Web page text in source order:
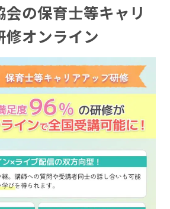
会の保育士等キャリ
修オンライン